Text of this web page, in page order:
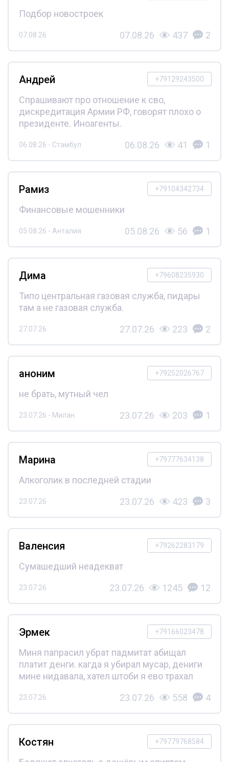
Подбор новостроек
07.08.26 07.08.26 437 2
+79129243500
Андрей
Спрашивают про отношение к сво,
дискредитация Армии РФ, говорят плохо о
президенте. Иноагенты.
06.08.26 - Стамбул 06.08.26 41 1
+79104342734
Рамиз
Финансовые мошенники
05.08.26 - Анталия 05.08.26 56 1
+79608235930
Дима
Типо центральная газовая служба, пидары
там а не газовая служба.
27.07.26 27.07.26 223 2
+79252026767
аноним
не брать, мутный чел
23.07.26 - Милан 23.07.26 203 1
+79777634138
Марина
Алкоголик в последней стадии
23.07.26 23.07.26 423 3
+79262283179
Валенсия
Сумашедший неадекват
23.07.26 23.07.26 1245 12
+79166023478
Эрмек
Миня папрасил убрат падмитат абищал
платит денги. кагда я убирал мусар, дениги
мине нидавала, хател штоби я ево трахал
23.07.26 23.07.26 558 4
+79779768584
Костян